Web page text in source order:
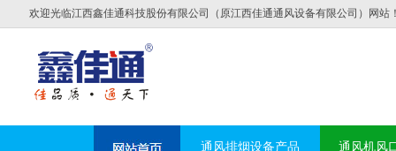
欢迎光临江西鑫佳通科技股份有限公司（原江西佳通通风设备有限公司）网站
通风排烟设备产品 通风机风